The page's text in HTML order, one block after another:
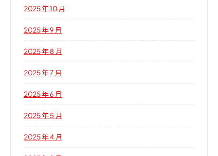
2025 年 10 月
2025 年 9 月
2025 年 8 月
2025 年 7 月
2025 年 6 月
2025 年 5 月
2025 年 4 月